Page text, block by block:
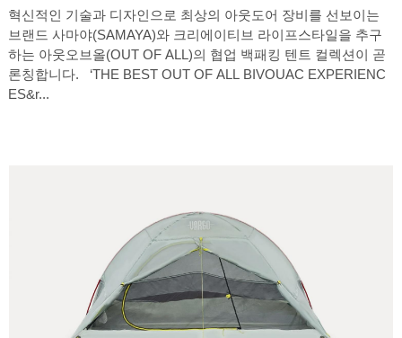
혁신적인 기술과 디자인으로 최상의 아웃도어 장비를 선보이는
브랜드 사마야(SAMAYA)와 크리에이티브 라이프스타일을 추구
하는 아웃오브올(OUT OF ALL)의 협업 백패킹 텐트 컬렉션이 곧
론칭합니다. ‘THE BEST OUT OF ALL BIVOUAC EXPERIENC
ES&r...